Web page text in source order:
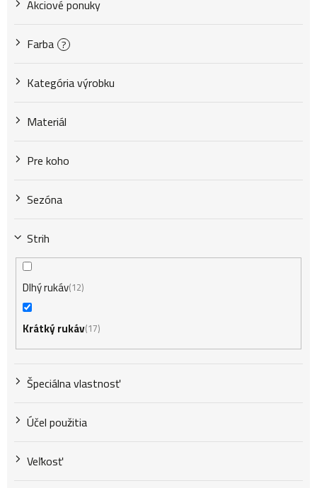
o
d
u
k
o
Akciové ponuky
Farba ?
Kategória výrobku
Materiál
Pre koho
Sezóna
Strih
Dlhý rukáv 12
Krátký rukáv 17
Špeciálna vlastnosť
Účel použitia
Veľkosť